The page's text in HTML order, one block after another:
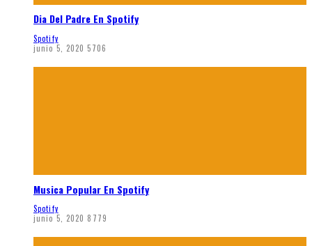
Dia Del Padre En Spotify
Spotify
junio 5, 2020 5706
Musica Popular En Spotify
Spotify
junio 5, 2020 8779